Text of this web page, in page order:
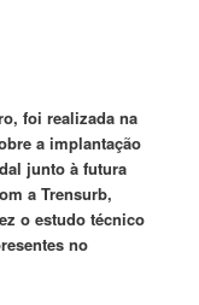
foi realizada na
a implantação
junto à futura
a Trensurb,
o estudo técnico
no